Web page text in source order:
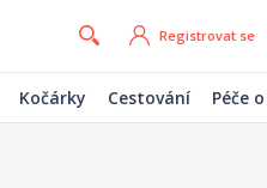
Registrovat se
Kočárky Cestování Péče